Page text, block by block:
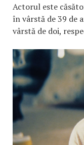
Actorul este
în vârstă de 39 de
vârstă de doi,